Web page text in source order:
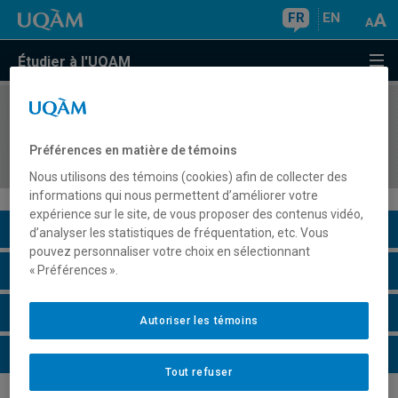
FR EN
Étudier à l'UQAM
COURS//
restauration
Description du cours
Horaire - Été 2026
Horaire - Automne 2026
Horaire - Hiver 2027
Préférences en matière de témoins
Nous utilisons des témoins (cookies) afin de collecter des
informations qui nous permettent d’améliorer votre
expérience sur le site, de vous proposer des contenus vidéo,
d’analyser les statistiques de fréquentation, etc. Vous
pouvez personnaliser votre choix en sélectionnant
« Préférences ».
Tout refuser
Autoriser les témoins